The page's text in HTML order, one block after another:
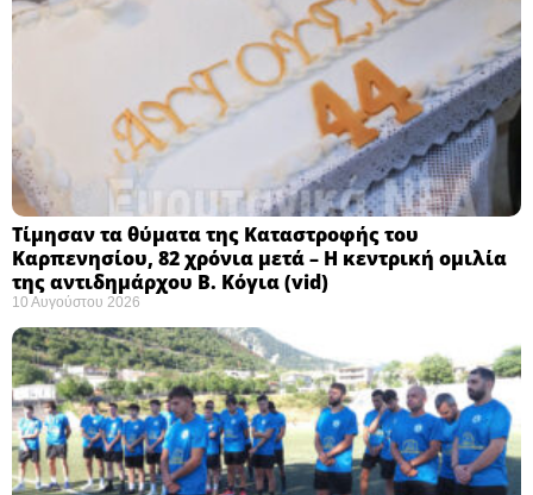
Τίμησαν τα θύματα της Καταστροφής του
Καρπενησίου, 82 χρόνια μετά – Η κεντρική ομιλία
της αντιδημάρχου Β. Κόγια (vid)
10 Αυγούστου 2026